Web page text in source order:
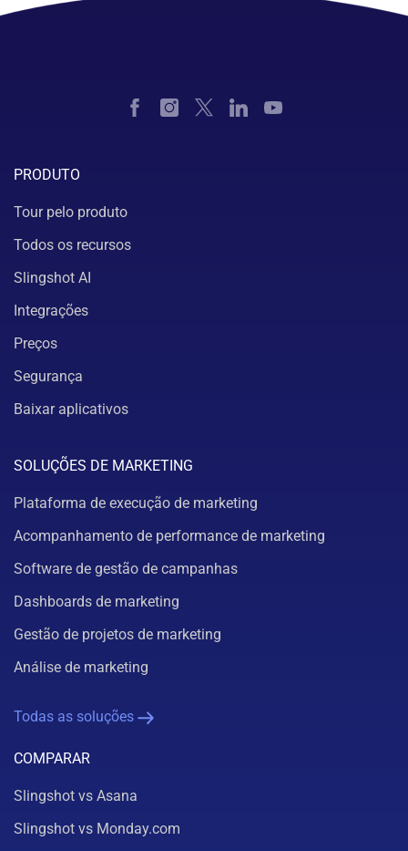
PRODUTO
Tour pelo produto
Todos os recursos
Slingshot AI
Integrações
Preços
Segurança
Baixar aplicativos
SOLUÇÕES DE MARKETING
Plataforma de execução de marketing
Acompanhamento de performance de marketing
Software de gestão de campanhas
Dashboards de marketing
Gestão de projetos de marketing
Análise de marketing
Todas as soluções
COMPARAR
Slingshot vs Asana
Slingshot vs Monday.com